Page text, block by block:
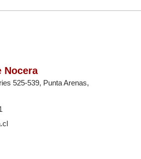
Nocera
525-539, Punta Arenas,